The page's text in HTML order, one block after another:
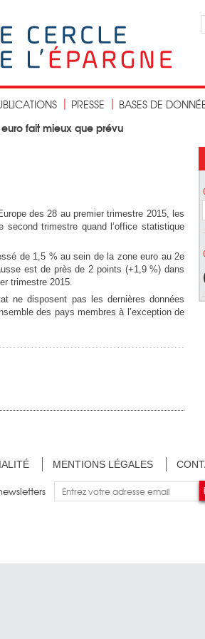
PRESSE
BASES DE
fait mieux que prévu
des 28 au premier trimestre 2015, les
trimestre quand l’office statistique
de 1,5 % au sein de la zone euro au 2e
est de près de 2 points (+1,9 %) dans
trimestre 2015.
ne disposent pas les dernières données
des pays membres à l’exception de
MENTIONS LÉGALES